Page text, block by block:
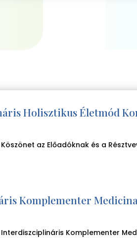
Holisztikus Életmód
Köszönet az Előadóknak és a
Komplementer
Interdiszciplináris Komplementer